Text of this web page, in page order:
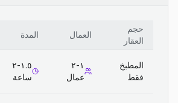
حجم
العقار
العمال المدة
المطبخ
فقط
١-٢
عمال
١.٥-٢
ساعة